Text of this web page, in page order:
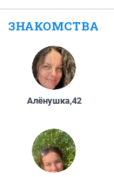
ЗНАКОМСТВА
Алёнушка,42